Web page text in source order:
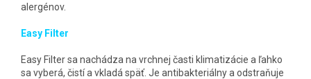
alergénov.
Easy Filter
Easy Filter sa nachádza na vrchnej časti klimatizácie a ľahko
sa vyberá, čistí a vkladá späť. Je antibakteriálny a odstraňuje